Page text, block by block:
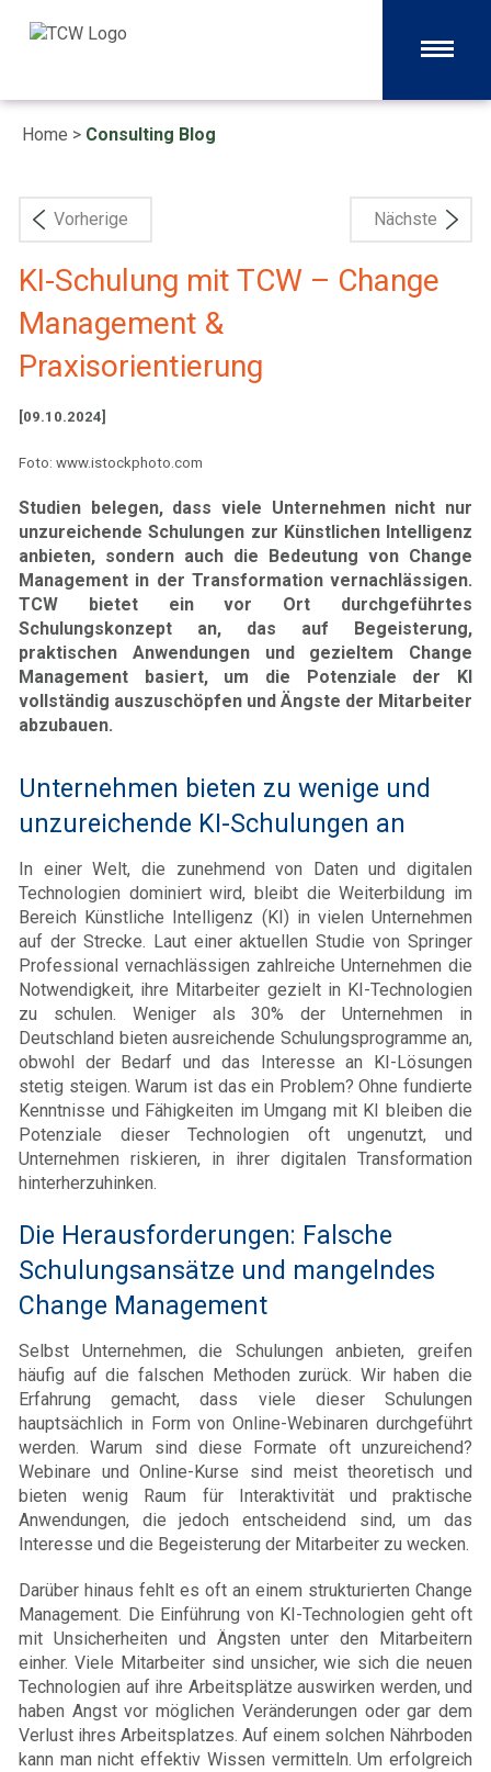
Home > Consulting Blog
Vorherige Nächste
KI-Schulung mit TCW – Change
Management &
Praxisorientierung
[09.10.2024]
Foto: www.istockphoto.com
Studien belegen, dass viele Unternehmen nicht nur
unzureichende Schulungen zur Künstlichen Intelligenz
anbieten, sondern auch die Bedeutung von Change
Management in der Transformation vernachlässigen.
TCW bietet ein vor Ort durchgeführtes
Schulungskonzept an, das auf Begeisterung,
praktischen Anwendungen und gezieltem Change
Management basiert, um die Potenziale der KI
vollständig auszuschöpfen und Ängste der Mitarbeiter
abzubauen.
Unternehmen bieten zu wenige und
unzureichende KI-Schulungen an
In einer Welt, die zunehmend von Daten und digitalen
Technologien dominiert wird, bleibt die Weiterbildung im
Bereich Künstliche Intelligenz (KI) in vielen Unternehmen
auf der Strecke. Laut einer aktuellen Studie von Springer
Professional vernachlässigen zahlreiche Unternehmen die
Notwendigkeit, ihre Mitarbeiter gezielt in KI-Technologien
zu schulen. Weniger als 30% der Unternehmen in
Deutschland bieten ausreichende Schulungsprogramme an,
obwohl der Bedarf und das Interesse an KI-Lösungen
stetig steigen. Warum ist das ein Problem? Ohne fundierte
Kenntnisse und Fähigkeiten im Umgang mit KI bleiben die
Potenziale dieser Technologien oft ungenutzt, und
Unternehmen riskieren, in ihrer digitalen Transformation
hinterherzuhinken.
Die Herausforderungen: Falsche
Schulungsansätze und mangelndes
Change Management
Selbst Unternehmen, die Schulungen anbieten, greifen
häufig auf die falschen Methoden zurück. Wir haben die
Erfahrung gemacht, dass viele dieser Schulungen
hauptsächlich in Form von Online-Webinaren durchgeführt
werden. Warum sind diese Formate oft unzureichend?
Webinare und Online-Kurse sind meist theoretisch und
bieten wenig Raum für Interaktivität und praktische
Anwendungen, die jedoch entscheidend sind, um das
Interesse und die Begeisterung der Mitarbeiter zu wecken.
Darüber hinaus fehlt es oft an einem strukturierten Change
Management. Die Einführung von KI-Technologien geht oft
mit Unsicherheiten und Ängsten unter den Mitarbeitern
einher. Viele Mitarbeiter sind unsicher, wie sich die neuen
Technologien auf ihre Arbeitsplätze auswirken werden, und
haben Angst vor möglichen Veränderungen oder gar dem
Verlust ihres Arbeitsplatzes. Auf einem solchen Nährboden
kann man nicht effektiv Wissen vermitteln. Um erfolgreich